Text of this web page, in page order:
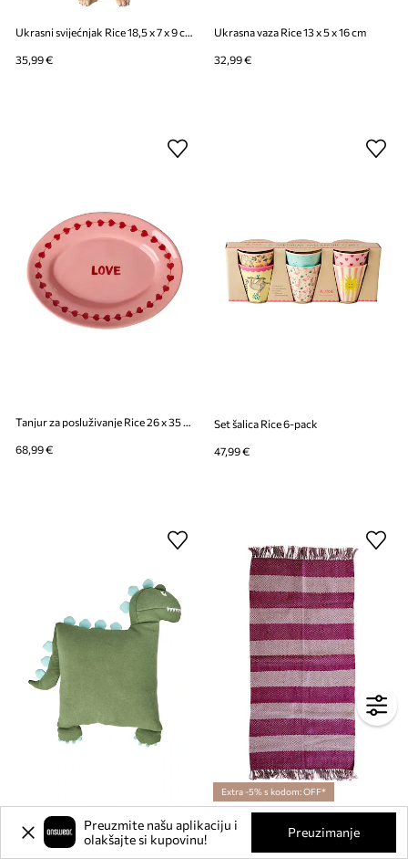
35,99 €
Ukrasna vaza Rice 13 x 5 x 16 cm
32,99 €
Tanjur za posluživanje Rice 26 x 35 cm
68,99 €
Set šalica Rice 6-pack
47,99 €
Ukrasni jastuk Rice
47,99 €
Extra -5% s kodom: OFF*
Tepih Rice 90 x 150 cm
Trenutna cijena:
Preuzmite našu aplikaciju i
olakšajte si kupovinu!
Preuzimanje